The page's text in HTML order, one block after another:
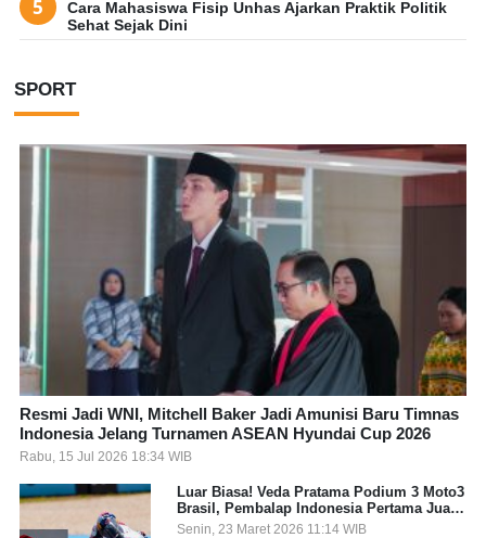
Cara Mahasiswa Fisip Unhas Ajarkan Praktik Politik
Sehat Sejak Dini
SPORT
Resmi Jadi WNI, Mitchell Baker Jadi Amunisi Baru Timnas
Indonesia Jelang Turnamen ASEAN Hyundai Cup 2026
Rabu, 15 Jul 2026 18:34 WIB
Luar Biasa! Veda Pratama Podium 3 Moto3
Brasil, Pembalap Indonesia Pertama Juara
Grand Prix
Senin, 23 Maret 2026 11:14 WIB